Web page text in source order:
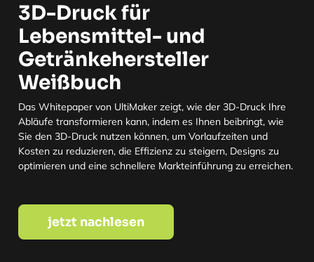
3D-Druck für
Lebensmittel- und
Getränkehersteller
Weißbuch
Das Whitepaper von UltiMaker zeigt, wie der 3D-Druck Ihre
Abläufe transformieren kann, indem es Ihnen beibringt, wie
Sie den 3D-Druck nutzen können, um Vorlaufzeiten und
Kosten zu reduzieren, die Effizienz zu steigern, Designs zu
optimieren und eine schnellere Markteinführung zu erreichen.
jetzt nachlesen